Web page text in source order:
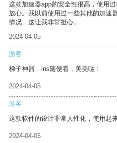
这款加速器app的安全性很高，使用
放心。我以前使用过一些其他的加速
情况，这让我非常担心。
2024-04-05
游客
梯子神器，ins随便看，美美哒！
2024-04-05
游客
这款软件的设计非常人性化，使用起
2024-04-05